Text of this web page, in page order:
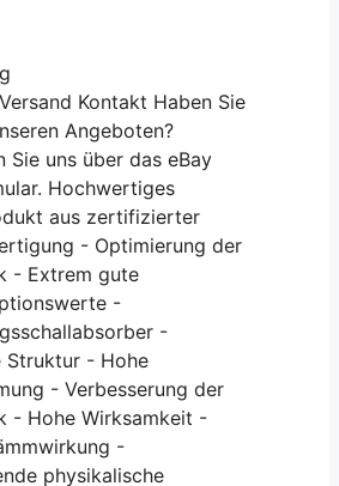
Kontakt Haben Sie
Angeboten?
Sie uns über das eBay
Hochwertiges
aus zertifizierter
- Optimierung der
- Extrem gute
-
-
Struktur - Hohe
- Verbesserung der
- Hohe Wirksamkeit -
-
physikalische